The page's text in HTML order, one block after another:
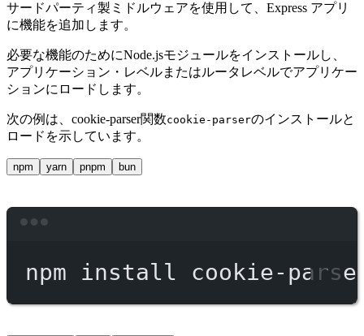
サードパーティ製ミドルウェアを使用して、Express アプリ
に機能を追加します。
必要な機能のためにNode.jsモジュールをインストールし、
アプリケーション・レベルまたはルータレベルでアプリケー
ションにロードします。
次の例は、cookie-parser関数cookie-parserのインストールと
ロードを示しています。
npm yarn pnpm bun
npm install cookie-